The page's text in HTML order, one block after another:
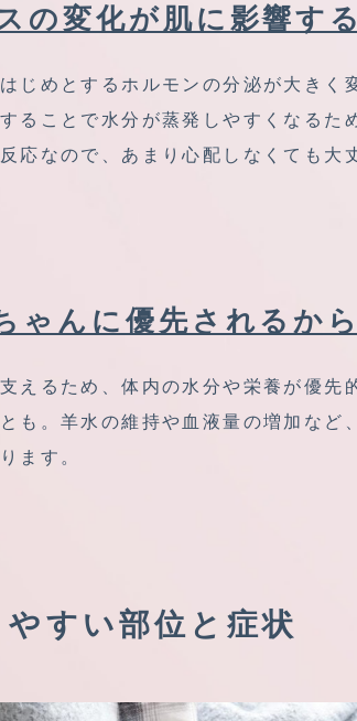
の変化が肌に影響す
じめとするホルモンの分泌が大きく
ることで水分が蒸発しやすくなるた
応なので、あまり心配しなくても大
ゃんに優先されるから
えるため、体内の水分や栄養が優先
も。羊水の維持や血液量の増加な
ます。
すい部位と症状